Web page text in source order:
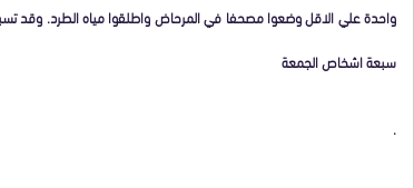
واحدة علي الاقل وضعوا مصحفا في المرحاض واطلقوا مياه الطرد. وقد
سبعة اشخاص الجمعة
.